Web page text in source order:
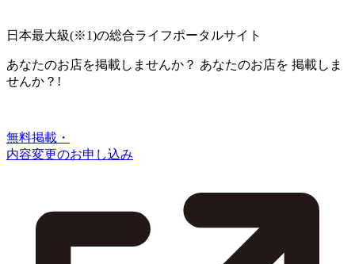
日本最大級(※1)の総合ライフポータルサイト
あなたのお店を掲載しませんか？ あなたのお店を 掲載しま
せんか？!
無料掲載・
内容変更のお申し込み